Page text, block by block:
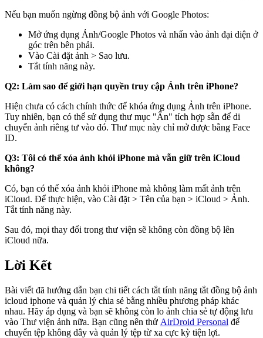
Nếu bạn muốn ngừng đồng bộ ảnh với Google Photos:
Mở ứng dụng Ảnh/Google Photos và nhấn vào ảnh đại diện ở
góc trên bên phải.
Vào Cài đặt ảnh > Sao lưu.
Tắt tính năng này.
Q2: Làm sao để giới hạn quyền truy cập Ảnh trên iPhone?
Hiện chưa có cách chính thức để khóa ứng dụng Ảnh trên iPhone.
Tuy nhiên, bạn có thể sử dụng thư mục "Ẩn" tích hợp sẵn để di
chuyển ảnh riêng tư vào đó. Thư mục này chỉ mở được bằng Face
ID.
Q3: Tôi có thể xóa ảnh khỏi iPhone mà vẫn giữ trên iCloud
không?
Có, bạn có thể xóa ảnh khỏi iPhone mà không làm mất ảnh trên
iCloud. Để thực hiện, vào Cài đặt > Tên của bạn > iCloud > Ảnh.
Tắt tính năng này.
Sau đó, mọi thay đổi trong thư viện sẽ không còn đồng bộ lên
iCloud nữa.
Lời Kết
Bài viết đã hướng dẫn bạn chi tiết cách tắt tính năng tắt đồng bộ ảnh
icloud iphone và quản lý chia sẻ bằng nhiều phương pháp khác
nhau. Hãy áp dụng và bạn sẽ không còn lo ảnh chia sẻ tự động lưu
vào Thư viện ảnh nữa. Bạn cũng nên thử AirDroid Personal để
chuyển tệp không dây và quản lý tệp từ xa cực kỳ tiện lợi.